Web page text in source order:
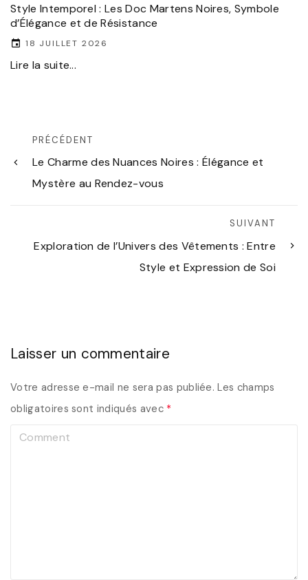
Style Intemporel : Les Doc Martens Noires, Symbole
d’Élégance et de Résistance
18 JUILLET 2026
Lire la suite...
PRÉCÉDENT
Le Charme des Nuances Noires : Élégance et
Mystère au Rendez-vous
SUIVANT
Exploration de l’Univers des Vêtements : Entre
Style et Expression de Soi
Laisser un commentaire
Votre adresse e-mail ne sera pas publiée. Les champs
obligatoires sont indiqués avec *